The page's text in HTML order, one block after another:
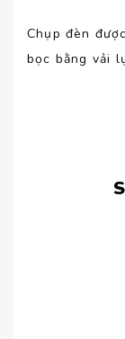
Chụp đèn
bọc bằng vải